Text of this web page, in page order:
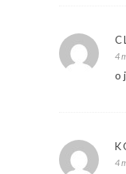
4
o
4